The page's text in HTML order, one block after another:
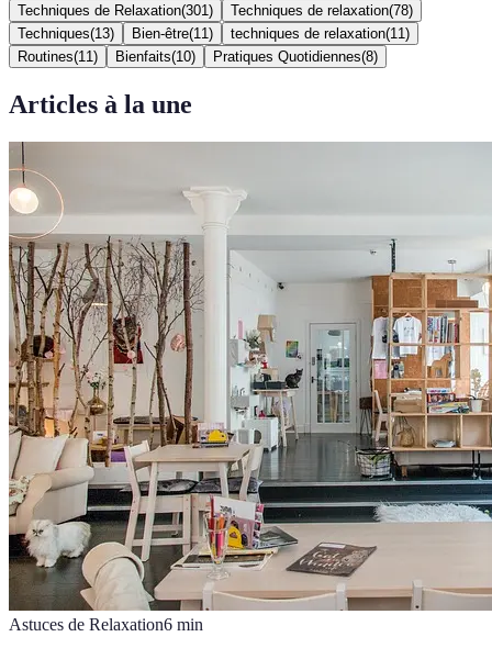
Techniques de Relaxation(301 ) Techniques de relaxation(78)
Techniques(13) Bien-être(11 ) techniques de relaxation(11 )
Routines(11 ) Bienfaits(10) Pratiques Quotidiennes(8)
Articles à la une
Astuces de Relaxation6 min